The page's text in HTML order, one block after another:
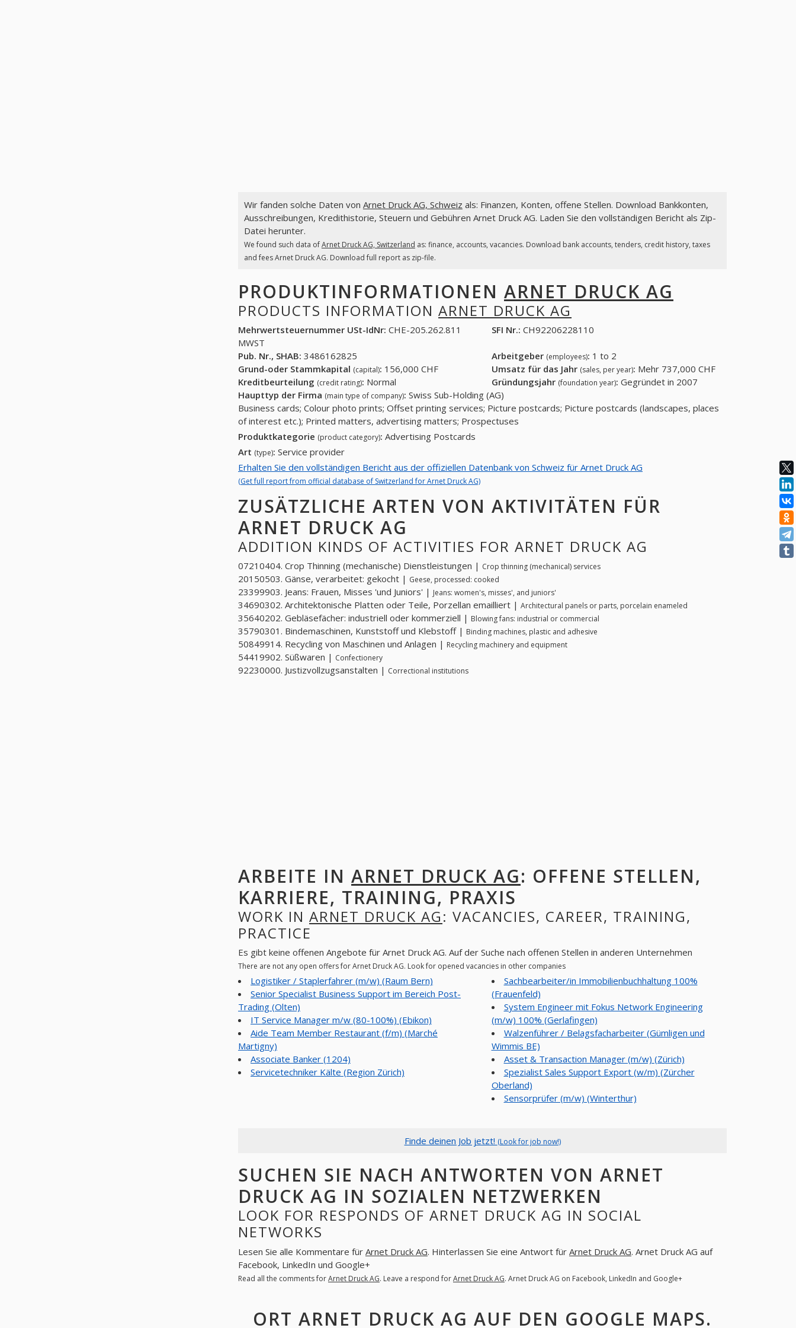
Wir fanden solche Daten von Arnet Druck AG, Schweiz als: Finanzen, Konten, offene Stellen. Download Bankkonten,
Ausschreibungen, Kredithistorie, Steuern und Gebühren Arnet Druck AG. Laden Sie den vollständigen Bericht als Zip-
Datei herunter.
We found such data ofArnet Druck AG, Switzerland as: finance, accounts, vacancies. Download bank accounts, tenders, credit history, taxes
and fees Arnet Druck AG. Download full report as zip-file.
PRODUKTINFORMATIONEN ARNET DRUCK AG
PRODUCTS INFORMATION ARNET DRUCK AG
Mehrwertsteuernummer USt-IdNr: CHE-205.262.811
MWST
SFI Nr.: CH92206228110
Pub. Nr., SHAB: 3486162825 Arbeitgeber (employees): 1 to 2
Grund-oder Stammkapital (capital): 156,000 CHF Umsatz für das Jahr (sales, per year): Mehr 737,000 CHF
Kreditbeurteilung (credit rating): Normal Gründungsjahr (foundation year): Gegründet in 2007
Haupttyp der Firma (main type of company): Swiss Sub-Holding (AG)
Business cards; Colour photo prints; Offset printing services; Picture postcards; Picture postcards (landscapes, places
of interest etc.); Printed matters, advertising matters; Prospectuses
Produktkategorie (product category): Advertising Postcards
Art (type): Service provider
Erhalten Sie den vollständigen Bericht aus der offiziellen Datenbank von Schweiz für Arnet Druck AG
(Get full report from official database of Switzerland for Arnet Druck AG)
ZUSÄTZLICHE ARTEN VON AKTIVITÄTEN FÜR
ARNET DRUCK AG
ADDITION KINDS OF ACTIVITIES FOR ARNET DRUCK AG
07210404. Crop Thinning (mechanische) Dienstleistungen | Crop thinning (mechanical) services
20150503. Gänse, verarbeitet: gekocht | Geese, processed: cooked
23399903. Jeans: Frauen, Misses 'und Juniors' | Jeans: women's, misses', and juniors'
34690302. Architektonische Platten oder Teile, Porzellan emailliert | Architectural panels or parts, porcelain enameled
35640202. Gebläsefächer: industriell oder kommerziell | Blowing fans: industrial or commercial
35790301. Bindemaschinen, Kunststoff und Klebstoff | Binding machines, plastic and adhesive
50849914. Recycling von Maschinen und Anlagen | Recycling machinery and equipment
54419902. Süßwaren | Confectionery
92230000. Justizvollzugsanstalten | Correctional institutions
ARBEITE IN ARNET DRUCK AG: OFFENE STELLEN,
KARRIERE, TRAINING, PRAXIS
WORK IN ARNET DRUCK AG: VACANCIES, CAREER, TRAINING,
PRACTICE
Es gibt keine offenen Angebote für Arnet Druck AG. Auf der Suche nach offenen Stellen in anderen Unternehmen
There are not any open offers for Arnet Druck AG. Look for opened vacancies in other companies
Logistiker / Staplerfahrer (m/w) (Raum Bern)
Senior Specialist Business Support im Bereich Post-
Trading (Olten)
IT Service Manager m/w (80-100%) (Ebikon)
Aide Team Member Restaurant (f/m) (Marché
Martigny)
Associate Banker (1204)
Servicetechniker Kälte (Region Zürich)
Sachbearbeiter/in Immobilienbuchhaltung 100%
(Frauenfeld)
System Engineer mit Fokus Network Engineering
(m/w) 100% (Gerlafingen)
Walzenführer / Belagsfacharbeiter (Gümligen und
Wimmis BE)
Asset & Transaction Manager (m/w) (Zürich)
Spezialist Sales Support Export (w/m) (Zürcher
Oberland)
Sensorprüfer (m/w) (Winterthur)
Finde deinen Job jetzt! (Look for job now!)
SUCHEN SIE NACH ANTWORTEN VON ARNET
DRUCK AG IN SOZIALEN NETZWERKEN
LOOK FOR RESPONDS OF ARNET DRUCK AG IN SOCIAL
NETWORKS
Lesen Sie alle Kommentare für Arnet Druck AG. Hinterlassen Sie eine Antwort für Arnet Druck AG. Arnet Druck AG auf
Facebook, LinkedIn und Google+
Read all the comments forArnet Druck AG. Leave a respond forArnet Druck AG. Arnet Druck AG on Facebook, LinkedIn and Google+
ORT ARNET DRUCK AG AUF DEN GOOGLE MAPS.